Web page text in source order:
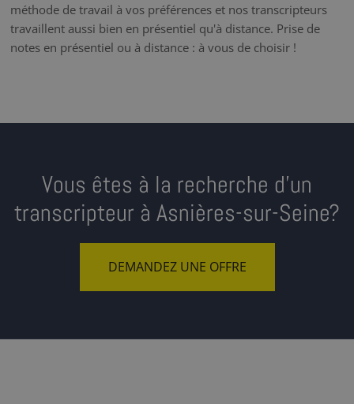
méthode de travail à vos préférences et nos transcripteurs
travaillent aussi bien en présentiel qu'à distance. Prise de
notes en présentiel ou à distance : à vous de choisir !
Vous êtes à la recherche d’un
transcripteur à Asnières-sur-Seine?
DEMANDEZ UNE OFFRE